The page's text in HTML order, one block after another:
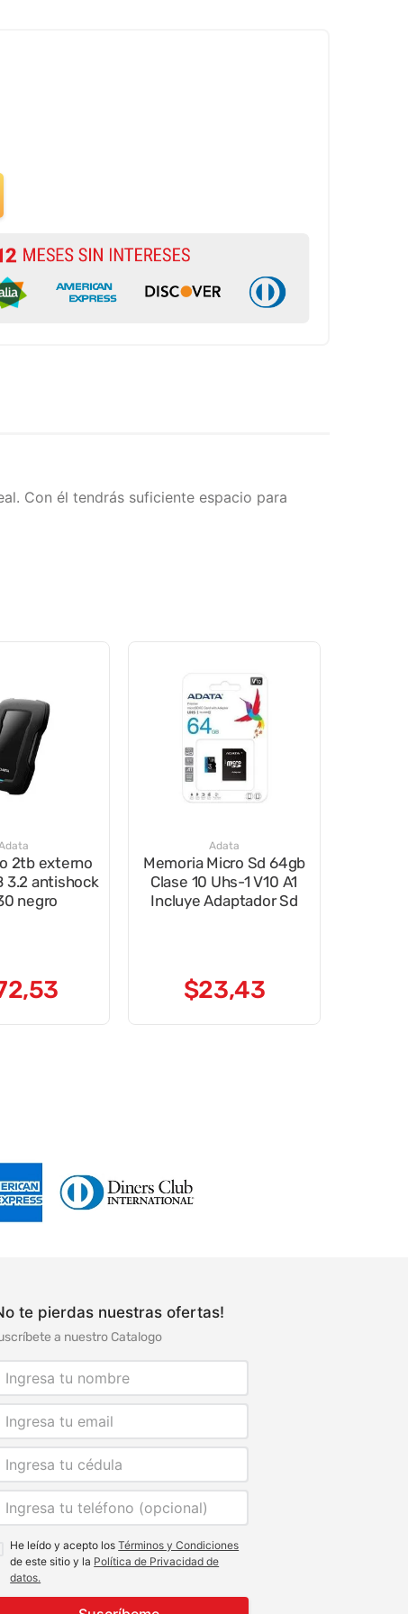
Con él tendrás suficiente espacio para
2tb externo
3.2 antishock
negro
,53
Adata
Memoria Micro Sd 64gb
Clase 10 Uhs-1 V10 A1
Incluye Adaptador Sd
$23,43
te pierdas nuestras ofertas!
a nuestro Catalogo
He leído y acepto losTérminos y Condiciones
de este sitio y la Política de Privacidad de
datos.